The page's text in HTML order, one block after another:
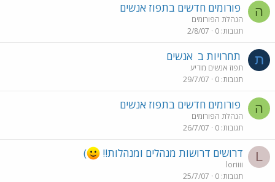
ה פורומים חדשים בתפוז אנשים
הנהלת הפורומים
תגובות 0
2/8/07
ת תחרויות ב אנשים
תפוז אנשים מודיע
תגובות 0
29/7/07
ה פורומים חדשים בתפוז אנשים
הנהלת הפורומים
תגובות 0
26/7/07
L דרושים דרושות מנהלים ומנהלות!! )
loriiii
תגובות 0
25/7/07